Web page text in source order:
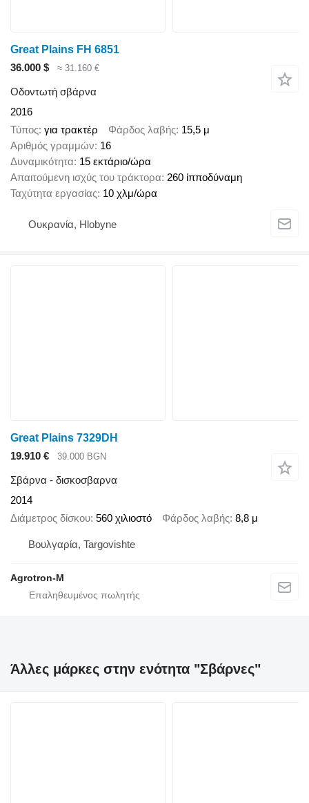
Great Plains FH 6851
36.000 $
≈ 31.160 €
Οδοντωτή σβάρνα
2016
Τύπος για τρακτέρ Φάρδος λαβής 15,5 μ
Αριθμός γραμμών 16
Δυναμικότητα 15 εκτάριο/ώρα
Απαιτούμενη ισχύς του τράκτορα 260 ίπποδύναμη
Ταχύτητα εργασίας 10 χλμ/ώρα
Ουκρανία, Hlobyne
Great Plains 7329DH
19.910 €
39.000 BGN
Σβάρνα - δισκοσβαρνα
2014
Διάμετρος δίσκου 560 χιλιοστό Φάρδος λαβής 8,8 μ
Βουλγαρία, Targovishte
Agrotron-M
Άλλες μάρκες στην ενότητα "Σβάρνες"